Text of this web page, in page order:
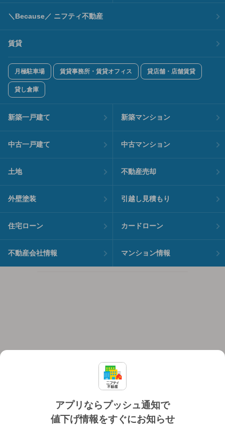
アプリならプッシュ通知で
値下げ情報をすぐにお知らせ
＼Because／ ニフティ不動産
賃貸
月極駐車場 賃貸事務所・賃貸オフィス 貸店舗・店舗賃貸
貸し倉庫
新築一戸建て 新築マンション
中古一戸建て 中古マンション
土地 不動産売却
外壁塗装 引越し見積もり
住宅ローン カードローン
不動産会社情報 マンション情報
個人情報保護ポリシー 利用規約